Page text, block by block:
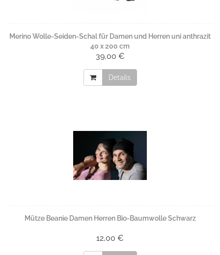
Merino Wolle-Seiden-Schal für Damen und Herren uni anthrazit
40 x 200 cm
39,00 €
Details
Mütze Beanie Damen Herren Bio-Baumwolle Schwarz
12,00 €